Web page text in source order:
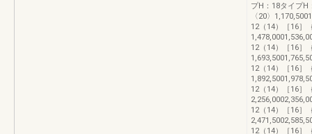
プH：18タイプ
〈20〉
12（14）［16］
12（14）［16］
12（14）［16］
12（14）［16］
12（14）［16］
12（14）［16］